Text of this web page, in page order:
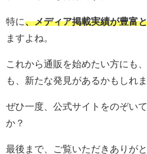
特に、メディア掲載実績が豊富
ますよね。
これから通販を始めたい方にも
も、新たな発見があるかもしれま
ぜひ一度、公式サイトをのぞい
か？
最後まで、ご覧いただきありが